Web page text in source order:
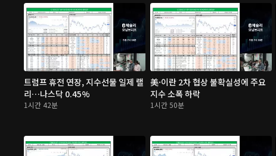
트럼프 휴전 연장, 지수선물 일제 랠
리…나스닥 0.45%
1시간 42분
美·이란 2차 협상 불확실성에 주요
지수 소폭 하락
1시간 50분